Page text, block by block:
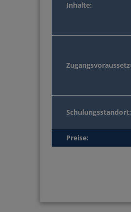
Inhalte:
Schulungsstandort:
Preise: